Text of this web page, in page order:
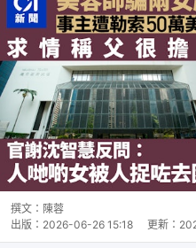
撰文： 陳蓉
出版： 2026-06-26 15:18 更新：